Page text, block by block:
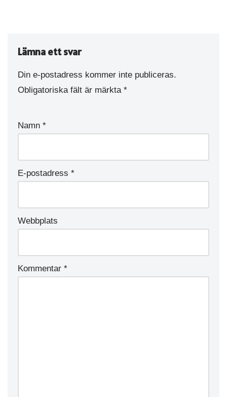
Lämna ett svar
Din e-postadress kommer inte publiceras.
Obligatoriska fält är märkta *
Namn *
E-postadress *
Webbplats
Kommentar *